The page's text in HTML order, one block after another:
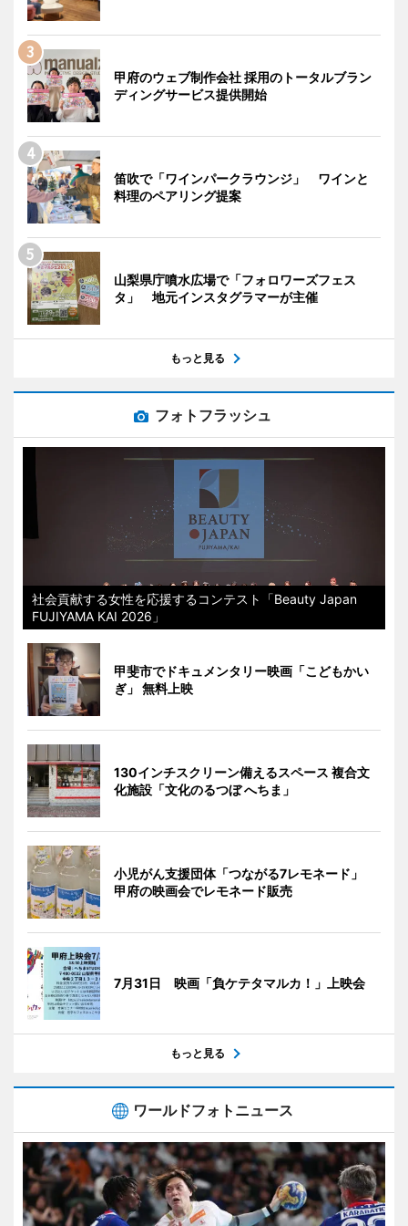
甲府のウェブ制作会社 採用のトータルブラン
ディングサービス提供開始
笛吹で「ワインパークラウンジ」 ワインと
料理のペアリング提案
山梨県庁噴水広場で「フォロワーズフェス
タ」 地元インスタグラマーが主催
もっと見る
フォトフラッシュ
社会貢献する女性を応援するコンテスト「Beauty Japan
FUJIYAMA KAI 2026」
甲斐市でドキュメンタリー映画「こどもかい
ぎ」 無料上映
130インチスクリーン備えるスペース 複合文
化施設「文化のるつぼ へちま」
小児がん支援団体「つながる7レモネード」
甲府の映画会でレモネード販売
7月31日 映画「負ケテタマルカ！」上映会
もっと見る
ワールドフォトニュース